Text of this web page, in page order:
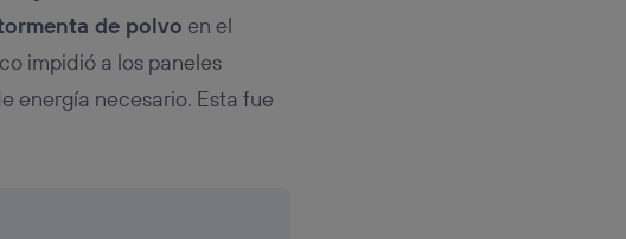
de polvo en el
impidió a los paneles
energía necesario. Esta fue